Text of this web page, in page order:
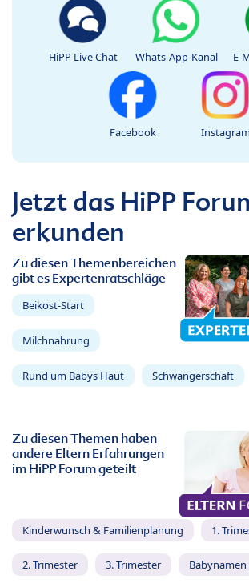
HiPP Live Chat Whats-App-Kanal E-
Facebook Instagram
Jetzt das HiPP
erkunden
Zu diesen Themenbereichen
gibt es Expertenratschläge
Beikost-Start
Milchnahrung
Rund um Babys Haut Schwangerschaft
Zu diesen Themen haben
andere Eltern Erfahrungen
im HiPP Forum geteilt
Kinderwunsch & Familienplanung 1.
2. Trimester 3. Trimester Babynamen